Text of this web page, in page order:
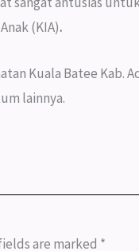
(KIA).
Kuala Batee
lainnya.
are marked *